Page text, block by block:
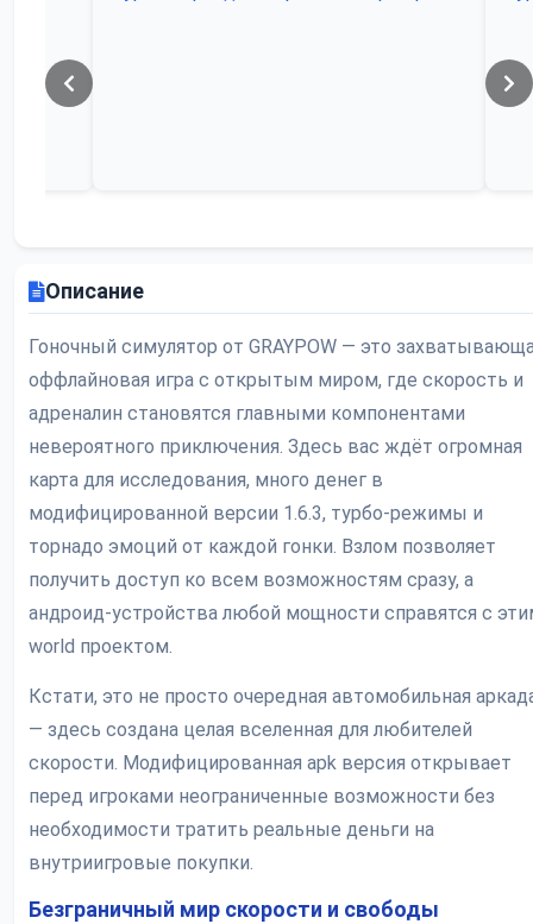
Описание
Гоночный симулятор от GRAYPOW — это
оффлайновая игра с открытым миром, где скорость и
адреналин становятся главными компонентами
невероятного приключения. Здесь вас ждёт огромная
карта для исследования, много денег в
модифицированной версии 1.6.3, турбо-режимы и
торнадо эмоций от каждой гонки. Взлом позволяет
получить доступ ко всем возможностям сразу, а
андроид-устройства любой мощности справятся с
world проектом.
Кстати, это не просто очередная автомобильная
— здесь создана целая вселенная для любителей
скорости. Модифицированная apk версия открывает
перед игроками неограниченные возможности без
необходимости тратить реальные деньги на
внутриигровые покупки.
Безграничный мир скорости и свободы